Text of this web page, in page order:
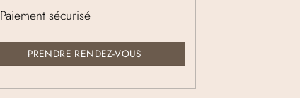
Paiement sécurisé
PRENDRE RENDEZ-VOUS